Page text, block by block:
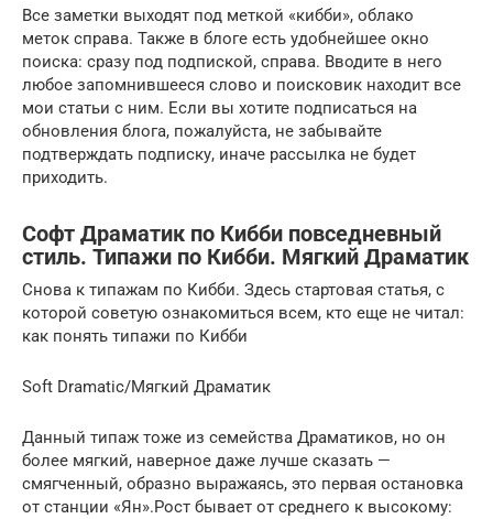
Все заметки выходят под меткой «кибби», облако
меток справа. Также в блоге есть удобнейшее окно
поиска: сразу под подпиской, справа. Вводите в него
любое запомнившееся слово и поисковик находит все
мои статьи с ним. Если вы хотите подписаться на
обновления блога, пожалуйста, не забывайте
подтверждать подписку, иначе рассылка не будет
приходить.
Софт Драматик по Кибби повседневный
стиль. Типажи по Кибби. Мягкий Драматик
Снова к типажам по Кибби. Здесь стартовая статья, с
которой советую ознакомиться всем, кто еще не читал:
как понять типажи по Кибби
Soft Dramatic/Мягкий Драматик
Данный типаж тоже из семейства Драматиков, но он
более мягкий, наверное даже лучше сказать —
смягченный, образно выражаясь, это первая остановка
от станции «Ян».Рост бывает от среднего к высокому: